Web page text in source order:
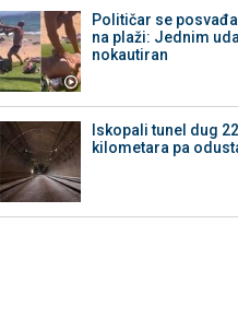
Političar se
na plaži: Jednim
nokautiran
Iskopali tunel dug
kilometara pa